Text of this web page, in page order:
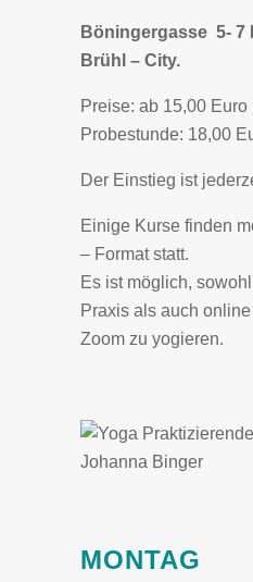
Böningergasse 5- 7
Brühl – City.
Preise: ab 15,00 Euro
Probestunde: 18,00
Der Einstieg ist
Einige Kurse finden
– Format statt.
Es ist möglich,
Praxis als auch
Zoom zu yogieren.
MONTAG